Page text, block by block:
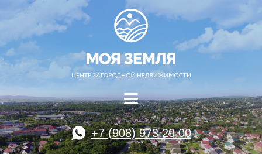
+7 (908) 973 29 00